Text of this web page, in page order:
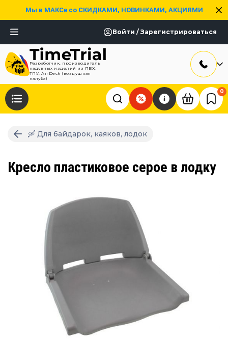
Мы в МАКСе со СКИДКАМИ, НОВИНКАМИ, АКЦИЯМИ
Войти / Зарегистрироваться
Разработчик, производитель
надувных изделий из ПВХ,
ТПУ, AirDeck (воздушная
палуба)
0
🛶 Для байдарок, каяков, лодок
Кресло пластиковое серое в лодку